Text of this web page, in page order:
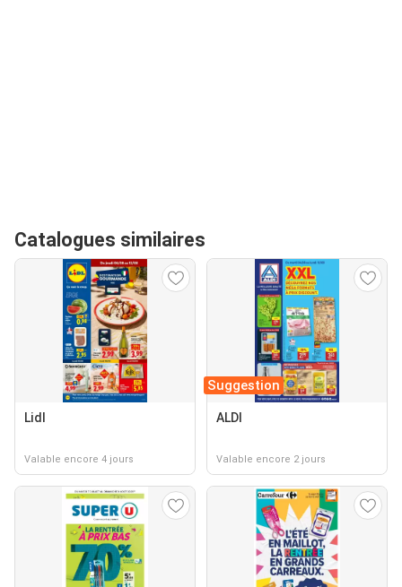
Catalogues similaires
Lidl
Valable encore 4 jours
Suggestion
ALDI
Valable encore 2 jours